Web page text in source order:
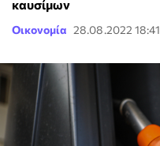
καυσίμων
Οικονομία 28.08.2022 18:41